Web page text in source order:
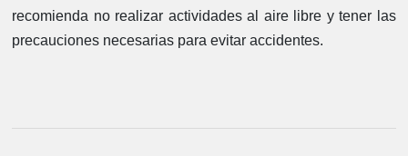
recomienda no realizar actividades al aire libre y tener las
precauciones necesarias para evitar accidentes.